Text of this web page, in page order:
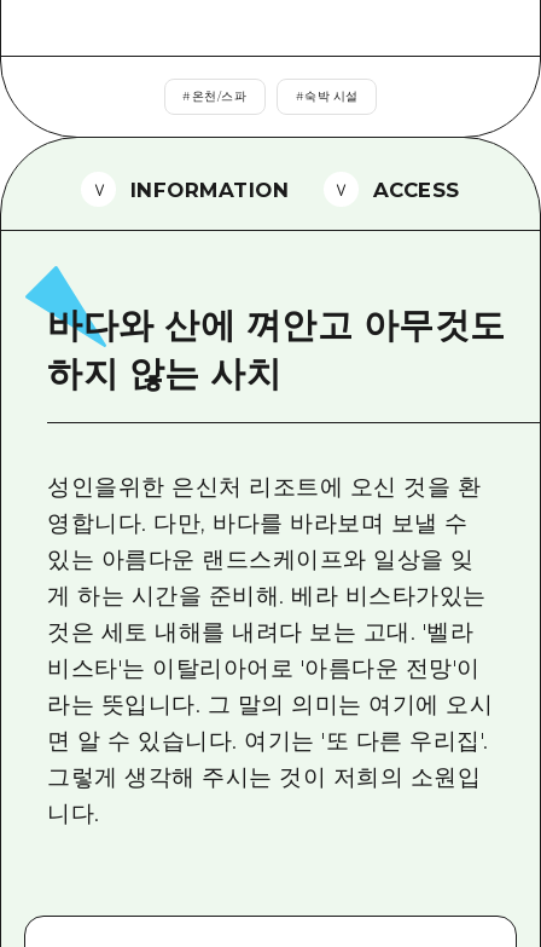
자연
1박 2일
2박 3일
자원봉사 가이드
히로시마현내 매력을 동영상으로 소개!
재해가 발생했을 때의 교통 정보
관광 안내 책자
#온천/스파 #숙박 시설
INFORMATION ACCESS
바다와 산에 껴안고 아무것도
하지 않는 사치
성인을위한 은신처 리조트에 오신 것을 환
영합니다. 다만, 바다를 바라보며 보낼 수
있는 아름다운 랜드스케이프와 일상을 잊
게 하는 시간을 준비해. 베라 비스타가있는
것은 세토 내해를 내려다 보는 고대. '벨라
비스타'는 이탈리아어로 '아름다운 전망'이
라는 뜻입니다. 그 말의 의미는 여기에 오시
면 알 수 있습니다. 여기는 '또 다른 우리집'.
그렇게 생각해 주시는 것이 저희의 소원입
니다.